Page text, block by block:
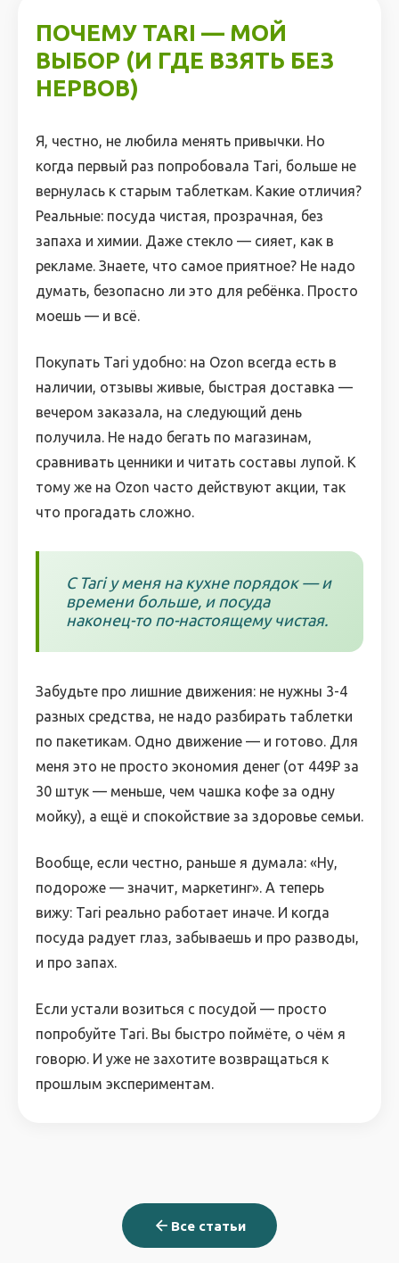
ПОЧЕМУ TARI — МОЙ
ВЫБОР (И ГДЕ ВЗЯТЬ БЕЗ
НЕРВОВ)
Я, честно, не любила менять привычки. Но
когда первый раз попробовала Tari, больше не
вернулась к старым таблеткам. Какие отличия?
Реальные: посуда чистая, прозрачная, без
запаха и химии. Даже стекло — сияет, как в
рекламе. Знаете, что самое приятное? Не надо
думать, безопасно ли это для ребёнка. Просто
моешь — и всё.
Покупать Tari удобно: на Ozon всегда есть в
наличии, отзывы живые, быстрая доставка —
вечером заказала, на следующий день
получила. Не надо бегать по магазинам,
сравнивать ценники и читать составы лупой. К
тому же на Ozon часто действуют акции, так
что прогадать сложно.
С Tari у меня на кухне порядок — и
времени больше, и посуда
наконец-то по-настоящему чистая.
Забудьте про лишние движения: не нужны 3-4
разных средства, не надо разбирать таблетки
по пакетикам. Одно движение — и готово. Для
меня это не просто экономия денег (от 449₽ за
30 штук — меньше, чем чашка кофе за одну
мойку), а ещё и спокойствие за здоровье семьи.
Вообще, если честно, раньше я думала: «Ну,
подороже — значит, маркетинг». А теперь
вижу: Tari реально работает иначе. И когда
посуда радует глаз, забываешь и про разводы,
и про запах.
Если устали возиться с посудой — просто
попробуйте Tari. Вы быстро поймёте, о чём я
говорю. И уже не захотите возвращаться к
прошлым экспериментам.
Все статьи